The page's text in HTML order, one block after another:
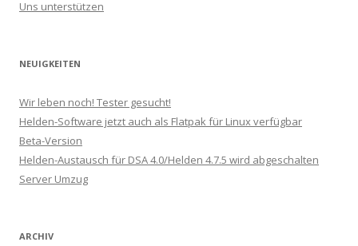
Uns unterstützen
NEUIGKEITEN
Wir leben noch! Tester gesucht!
Helden-Software jetzt auch als Flatpak für Linux verfügbar
Beta-Version
Helden-Austausch für DSA 4.0/Helden 4.7.5 wird abgeschalten
Server Umzug
ARCHIV